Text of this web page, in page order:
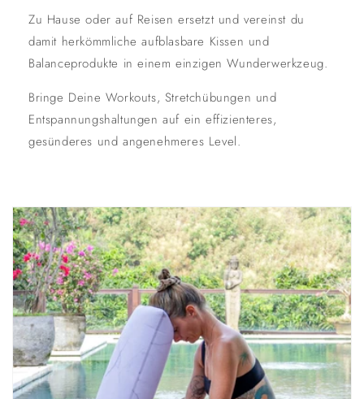
Zu Hause oder auf Reisen ersetzt und vereinst du
damit herkömmliche aufblasbare Kissen und
Balanceprodukte in einem einzigen Wunderwerkzeug.
Bringe Deine Workouts, Stretchübungen und
Entspannungshaltungen auf ein effizienteres,
gesünderes und angenehmeres Level.